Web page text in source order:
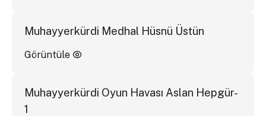
Muhayyerkürdi Medhal Hüsnü Üstün
Görüntüle
Muhayyerkürdi Oyun Havası Aslan Hepgür-
1